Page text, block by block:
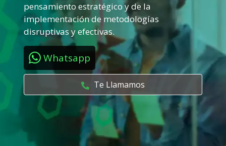
pensamiento estratégico y de la
implementación de metodologías
disruptivas y efectivas.
Whatsapp
Te Llamamos